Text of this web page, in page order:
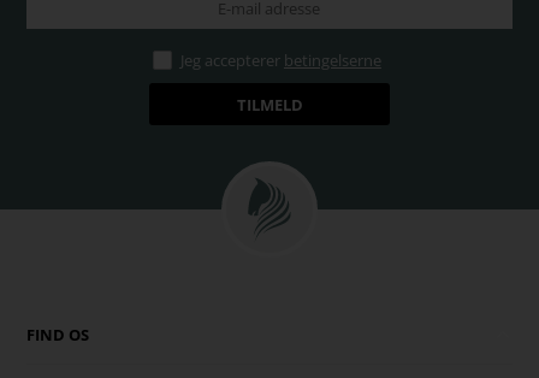
Jeg accepterer betingelserne
FIND OS